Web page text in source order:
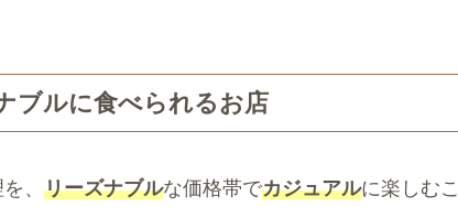
ブルに食べられるお店
、 リーズナブルな価格帯でカジュアルに楽しむこ